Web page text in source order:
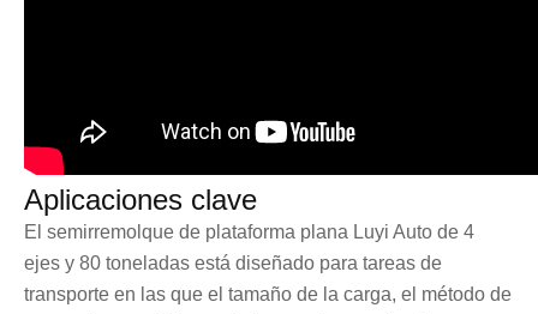
Aplicaciones clave
El semirremolque de plataforma plana Luyi Auto de 4
ejes y 80 toneladas está diseñado para tareas de
transporte en las que el tamaño de la carga, el método de